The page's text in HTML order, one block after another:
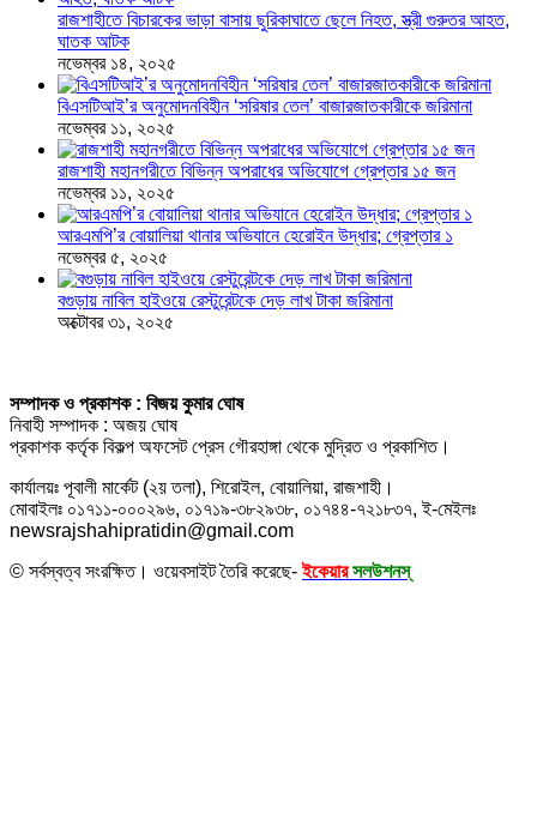
রাজশাহীতে বিচারকের ভাড়া বাসায় ছুরিকাঘাতে ছেলে নিহত, স্ত্রী গুরুতর আহত,
ঘাতক আটক
নভেম্বর ১৪, ২০২৫
বিএসটিআই’র অনুমোদনবিহীন ‘সরিষার তেল’ বাজারজাতকারীকে জরিমানা
নভেম্বর ১১, ২০২৫
রাজশাহী মহানগরীতে বিভিন্ন অপরাধের অভিযোগে গ্রেপ্তার ১৫ জন
নভেম্বর ১১, ২০২৫
আরএমপি’র বোয়ালিয়া থানার অভিযানে হেরোইন উদ্ধার; গ্রেপ্তার ১
নভেম্বর ৫, ২০২৫
বগুড়ায় নাবিল হাইওয়ে রেস্টুরেন্টকে দেড় লাখ টাকা জরিমানা
অক্টোবর ৩১, ২০২৫
সম্পাদক ও প্রকাশক : বিজয় কুমার ঘোষ
নিবাহী সম্পাদক : অজয় ঘোষ
প্রকাশক কর্তৃক বিকল্প অফসেট প্রেস গৌরহাঙ্গা থেকে মুদ্রিত ও প্রকাশিত।
কার্যালয়ঃ পূবালী মার্কেট (২য় তলা), শিরোইল, বোয়ালিয়া, রাজশাহী।
মোবাইলঃ ০১৭১১-০০০২৯৬, ০১৭১৯-৩৮২৯৩৮, ০১৭৪৪-৭২১৮৩৭, ই-মেইলঃ
newsrajshahipratidin@gmail.com
© সর্বস্বত্ব সংরক্ষিত। ওয়েবসাইট তৈরি করেছে-ইকেয়ার সলউশনস্